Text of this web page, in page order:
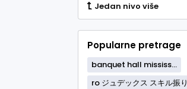
Jedan nivo više
Popularne pretrage
banquet hall mississ...
ro ジュデックス スキル振り